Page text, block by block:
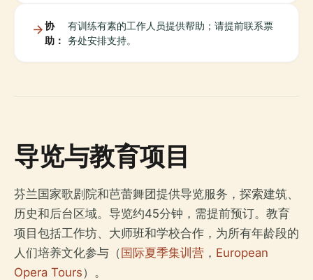
协
助：
有训练有素的工作人员提供帮助；请提前联系票
务处安排支持。
导览与教育项目
芬兰国家歌剧院和芭蕾舞团提供导览服务，探索建筑、
历史和后台区域。导览约45分钟，需提前预订。教育
项目包括工作坊、大师班和学校合作，为所有年龄段的
人们培养文化参与（国际夏季集训营 ， European
Opera Tours）。